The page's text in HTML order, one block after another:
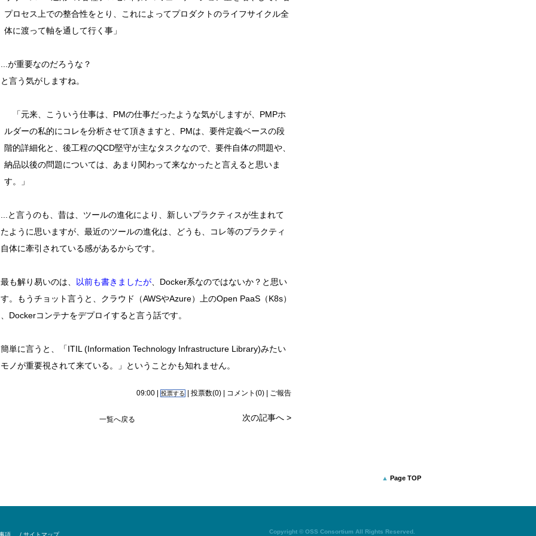
プロセス上での整合性をとり、これによってプロダクトのライフサイクル全
体に渡って軸を通して行く事」
重要なのだろうな？
う気がしますね。
「元来、こういう仕事は、PMの仕事だったような気がしますが、PMPホ
ルダーの私的にコレを分析させて頂きますと、PMは、要件定義ベースの段
階的詳細化と、後工程のQCD堅守が主なタスクなので、要件自体の問題や、
納品以後の問題については、あまり関わって来なかったと言えると思いま
す。」
言うのも、昔は、ツールの進化により、新しいプラクティスが生まれて
ように思いますが、最近のツールの進化は、どうも、コレ等のプラクティ
体に牽引されている感があるからです。
解り易いのは、 以前も書きましたが 、Docker系なのではないか？と思い
。もうチョット言うと、クラウド（AWSやAzure）上のOpen PaaS（K8s）
Dockerコンテナをデプロイすると言う話です。
に言うと、「ITIL (Information Technology Infrastructure Library)みたい
ノが重要視されて来ている。」ということかも知れません。
09:00 | 投票する | 投票数(0) | コメント(0) ご報告
次の記事へ >
一覧へ戻る
項 / サイトマップ
Page TOP
Copyright © OSS Consortium All Rights Reserved.